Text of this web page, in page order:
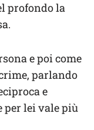
profondo la
e poi come
parlando
e
per lei vale più